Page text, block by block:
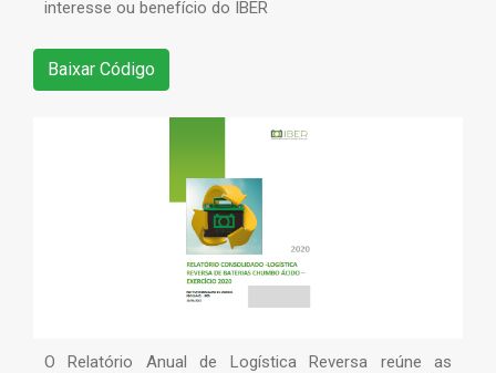
interesse ou benefício do IBER
Baixar Código
O Relatório Anual de Logística Reversa reúne as